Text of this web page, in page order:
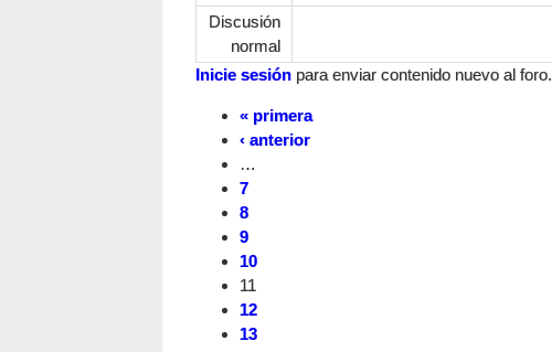
Discusión
normal
Inicie sesión para enviar contenido nuevo al foro.
« primera
‹ anterior
…
7
8
9
10
11
12
13